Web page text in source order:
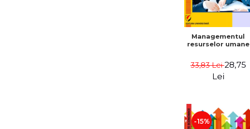
Managementul
resurselor umane
33,83 Lei28,75
Lei
-15%